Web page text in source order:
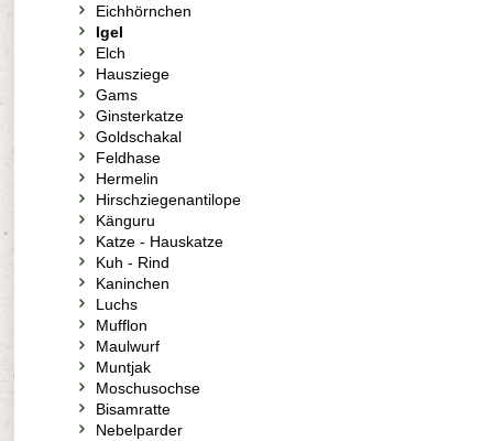
Eichhörnchen
Igel
Elch
Hausziege
Gams
Ginsterkatze
Goldschakal
Feldhase
Hermelin
Hirschziegenantilope
Känguru
Katze - Hauskatze
Kuh - Rind
Kaninchen
Luchs
Mufflon
Maulwurf
Muntjak
Moschusochse
Bisamratte
Nebelparder